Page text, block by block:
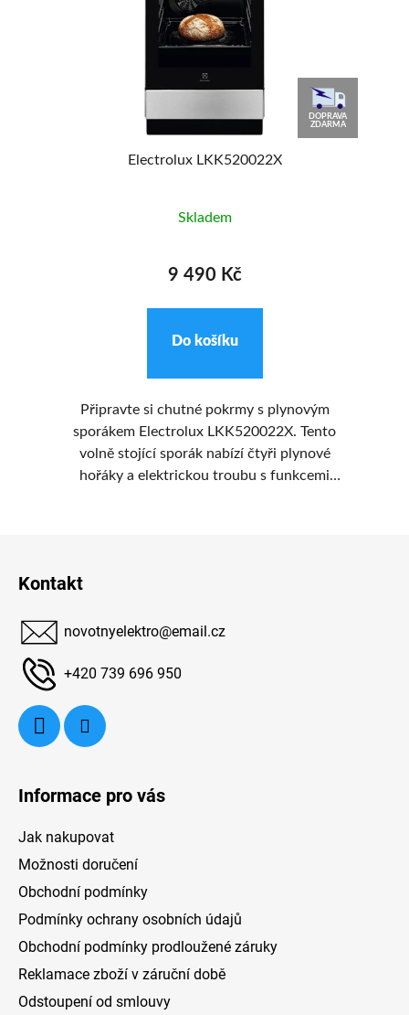
DOPRAVA
ZDARMA
Electrolux LKK520022X
Skladem
9 490 Kč
Do košíku
Připravte si chutné pokrmy s plynovým
sporákem Electrolux LKK520022X. Tento
volně stojící sporák nabízí čtyři plynové
hořáky a elektrickou troubu s funkcemi
zvolna vařit omáčku nebo připravovat steaky
Kontakt
novotnyelektro@email.cz
+420 739 696 950
Informace pro vás
Jak nakupovat
Možnosti doručení
Obchodní podmínky
Podmínky ochrany osobních údajů
Obchodní podmínky prodloužené záruky
Reklamace zboží v záruční době
Odstoupení od smlouvy